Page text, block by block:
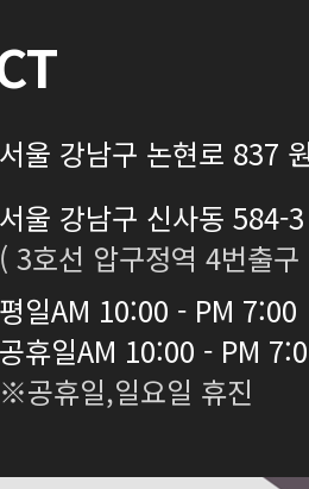
서울 강남구 논현로 837
서울 강남구 신사동 584-
( 3호선 압구정역 4번출
평일AM 10:00 - PM 7:00
공휴일AM 10:00 - PM
※공휴일,일요일 휴진